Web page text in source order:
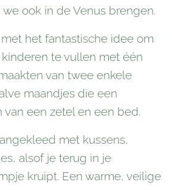
ook in de Venus brengen.
het fantastische idee om
te vullen met één
van twee enkele
maandjes die een
een zetel en een bed.
met kussens,
alsof je terug in je
kruipt. Een warme, veilige